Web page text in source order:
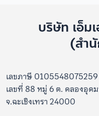
บริษัท เอ็ม
(สำ
เลขภาษี 0105548075259
เลขที่ 88 หมู่ 6 ต. คลองอุดม
จ.ฉะเชิงเทรา 24000